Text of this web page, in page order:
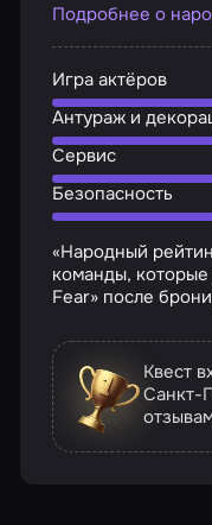
Подробнее о
Игра актёров
Антураж и
Сервис
Безопасность
«Народный
команды,
Fear» после
Квест
Санкт-